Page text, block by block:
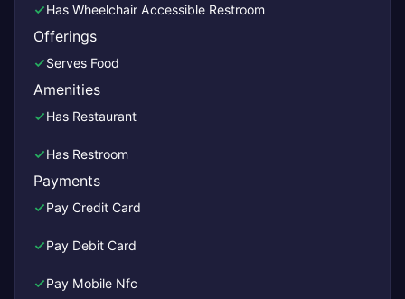
Has Wheelchair Accessible Restroom
Offerings
Serves Food
Amenities
Has Restaurant
Has Restroom
Payments
Pay Credit Card
Pay Debit Card
Pay Mobile Nfc